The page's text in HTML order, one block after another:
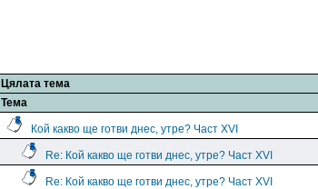
Цялата тема
Тема
Кой какво ще готви днес, утре? Част XVI
Re: Кой какво ще готви днес, утре? Част XVI
Re: Кой какво ще готви днес, утре? Част XVI